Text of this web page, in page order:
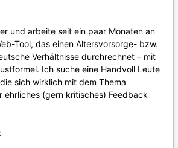
und arbeite seit ein paar Monaten an
Tool, das einen Altersvorsorge- bzw.
Verhältnisse durchrechnet – mit
Ich suche eine Handvoll Leute
sich wirklich mit dem Thema
ehrliches (gern kritisches) Feedback